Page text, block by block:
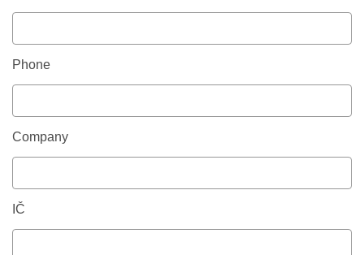
Phone
Company
IČ